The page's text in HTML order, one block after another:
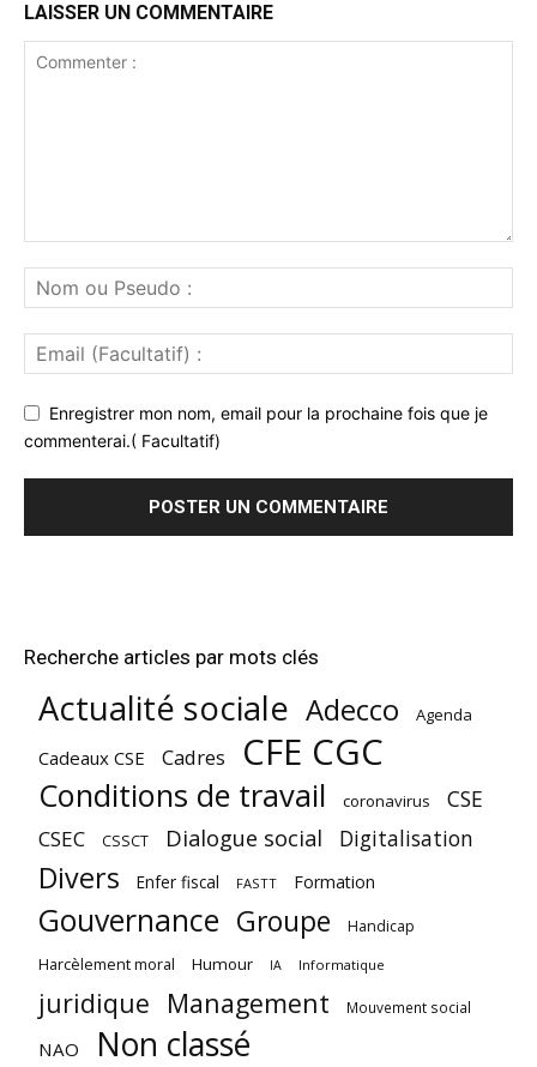
LAISSER UN COMMENTAIRE
Enregistrer mon nom, email pour la prochaine fois que je
commenterai.( Facultatif)
Recherche articles par mots clés
Actualité sociale Adecco Agenda
Cadeaux CSE Cadres CFE CGC
Conditions de travail coronavirus CSE
CSEC CSSCT Dialogue social Digitalisation
Divers Enfer fiscal FASTT Formation
Gouvernance Groupe Handicap
Harcèlement moral Humour IA Informatique
juridique Management Mouvement social
NAO Non classé